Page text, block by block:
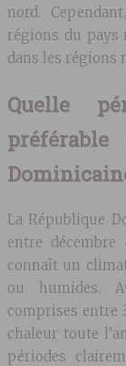
nord.
régions du pays
dans les régions
Quelle
La République
entre
connaît un
ou humides.
comprises entre
chaleur toute
périodes